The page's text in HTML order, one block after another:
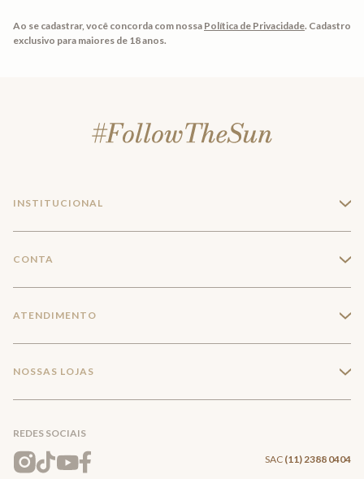
Ao se cadastrar, você concorda com nossa Política de Privacidade. Cadastro
exclusivo para maiores de 18 anos.
INSTITUCIONAL +
Trabalhe conosco
Mapa do Site
CONTA +
Meus pedidos
Wishlist
ATENDIMENTO +
Entrega e Frete
NOSSAS LOJAS +
REDES SOCIAIS
SAC (11) 2388 0404